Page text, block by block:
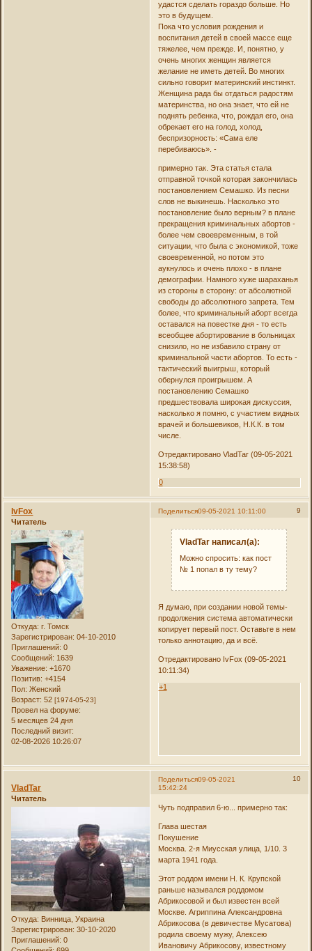
удастся сделать гораздо больше. Но
это в будущем.
Пока что условия рождения и
воспитания детей в своей массе еще
тяжелее, чем прежде. И, понятно, у
очень многих женщин является
желание не иметь детей. Во многих
сильно говорит материнский инстинкт.
Женщина рада бы отдаться радостям
материнства, но она знает, что ей не
поднять ребенка, что, рождая его, она
обрекает его на голод, холод,
беспризорность: «Сама еле
перебиваюсь». -
примерно так. Эта статья стала
отправной точкой которая закончилась
постановлением Семашко. Из песни
слов не выкинешь. Насколько это
постановление было верным? в плане
прекращения криминальных абортов -
более чем своевременным, в той
ситуации, что была с экономикой, тоже
своевременной, но потом это
аукнулось и очень плохо - в плане
демографии. Намного хуже шараханья
из стороны в сторону: от абсолютной
свободы до абсолютного запрета. Тем
более, что криминальный аборт всегда
оставался на повестке дня - то есть
всеобщее абортирование в больницах
снизило, но не избавило страну от
криминальной части абортов. То есть -
тактический выигрыш, который
обернулся проигрышем. А
постановлению Семашко
предшествовала широкая дискуссия,
насколько я помню, с участием видных
врачей и большевиков, Н.К.К. в том
числе.
Отредактировано VladTar (09-05-2021
15:38:58)
0
Поделиться 9
09-05-2021 10:11:00
IvFox
Читатель
Откуда: г. Томск
Зарегистрирован: 04-10-2010
Приглашений: 0
Сообщений: 1639
Уважение: +1670
Позитив: +4154
Пол: Женский
Возраст: 52[1974-05-23]
Провел на форуме:
5 месяцев 24 дня
Последний визит:
02-08-2026 10:26:07
VladTar написал(а):
Можно спросить: как пост
№ 1 попал в ту тему?
Я думаю, при создании новой темы-
продолжения система автоматически
копирует первый пост. Оставьте в нем
только аннотацию, да и всё.
Отредактировано IvFox (09-05-2021
10:11:34)
+1
Поделиться 10
09-05-2021
15:42:24
VladTar
Читатель
Откуда: Винница, Украина
Зарегистрирован: 30-10-2020
Приглашений: 0
Чуть подправил 6-ю... примерно так:
Глава шестая
Покушение
Москва. 2-я Миусская улица, 1/10. 3
марта 1941 года.
Этот роддом имени Н. К. Крупской
раньше назывался роддомом
Абрикосовой и был известен всей
Москве. Агриппина Александровна
Абрикосова (в девичестве Мусатова)
родила своему мужу, Алексею
Ивановичу Абрикосову, известному